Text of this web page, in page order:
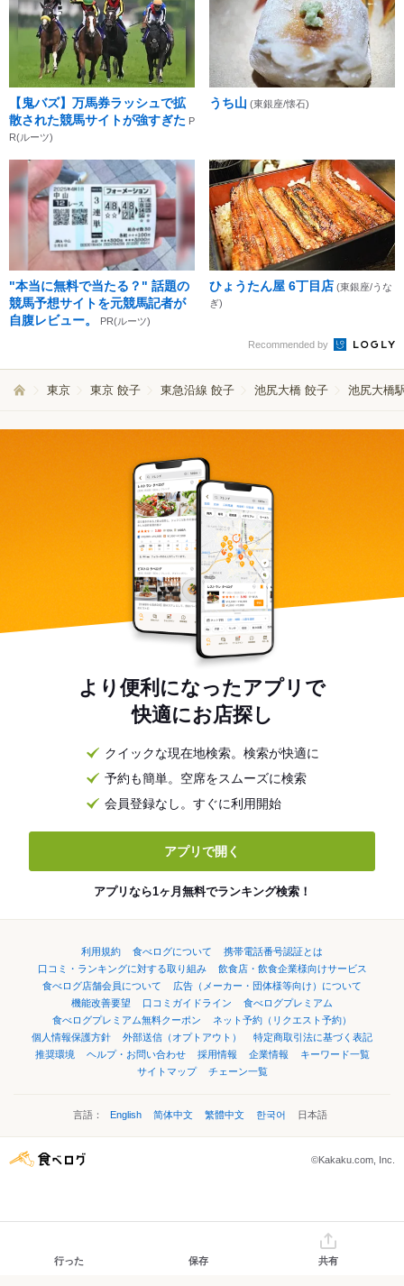
【鬼バズ】万馬券ラッシュで拡
散された競馬サイトが強すぎた P
R(ルーツ)
うち山 (東銀座/懐石)
"本当に無料で当たる？" 話題の
競馬予想サイトを元競馬記者が
自腹レビュー。
PR(ルーツ)
ひょうたん屋 6丁目店 (東銀座/うな
ぎ)
Recommended by
東京 東京 餃子 東急沿線 餃子 池尻大橋 餃子 池尻大橋
より便利になったアプリで
快適にお店探し
クイックな現在地検索。検索が快適に
予約も簡単。空席をスムーズに検索
会員登録なし。すぐに利用開始
アプリで開く
アプリなら1ヶ月無料でランキング検索！
利用規約 食べログについて
携帯電話番号認証とは
口コミ・ランキングに対する取り組み
飲食店・飲食企業様向けサービス
食べログ店舗会員について
広告（メーカー・団体様等向け）について
機能改善要望
口コミガイドライン
食べログプレミアム
食べログプレミアム無料クーポン
ネット予約（リクエスト予約）
個人情報保護方針
外部送信（オプトアウト）
特定商取引法に基づく表記
推奨環境
ヘルプ・お問い合わせ 採用情報 企業情報
キーワード一覧
サイトマップ
チェーン一覧
言語： English 简体中文 繁體中文 한국어 日本語
©Kakaku.com, Inc.
行った 保存 共有